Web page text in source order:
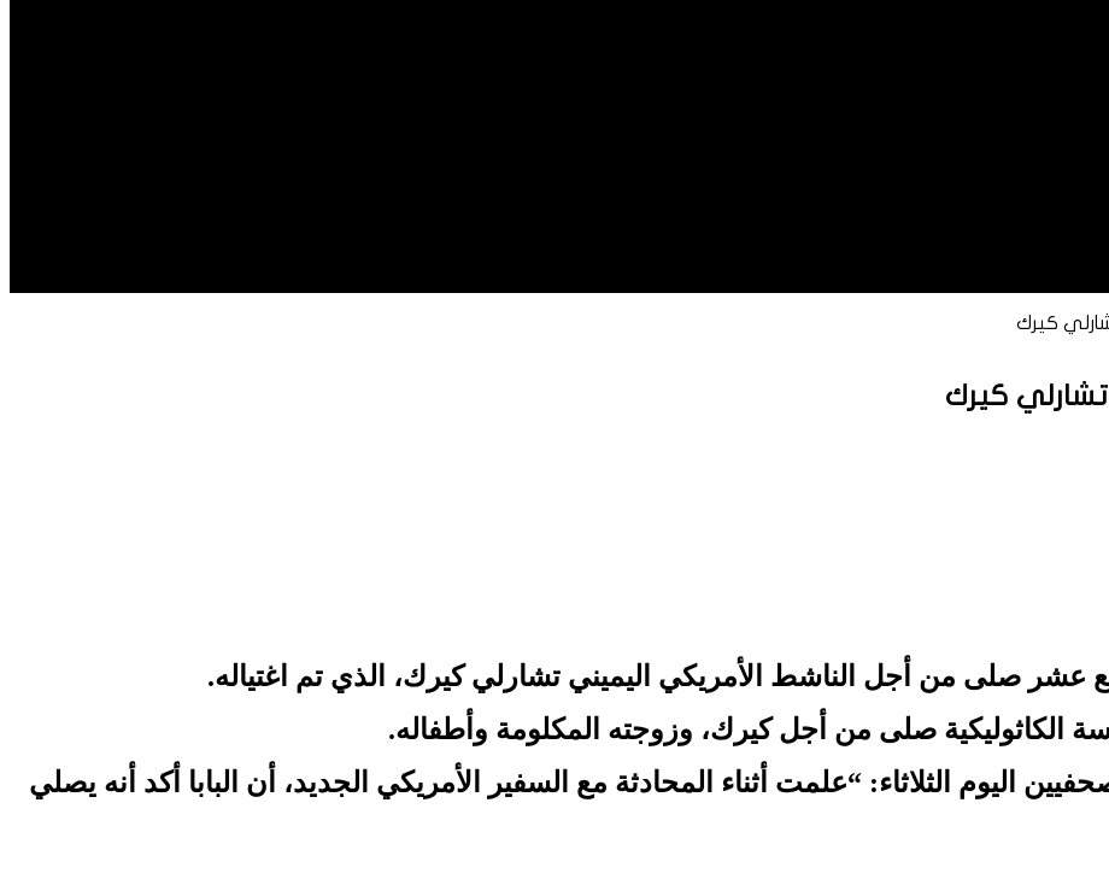
كيرك
تشارلي كيرك
الرابع عشر صلى من أجل الناشط الأمريكي اليميني تشارلي كيرك، الذي تم اغتياله.
الكاثوليكية صلى من أجل كيرك، وزوجته المكلومة وأطفاله.
اليوم الثلاثاء: “علمت أثناء المحادثة مع السفير الأمريكي الجديد، أن البابا أكد أنه يصلي